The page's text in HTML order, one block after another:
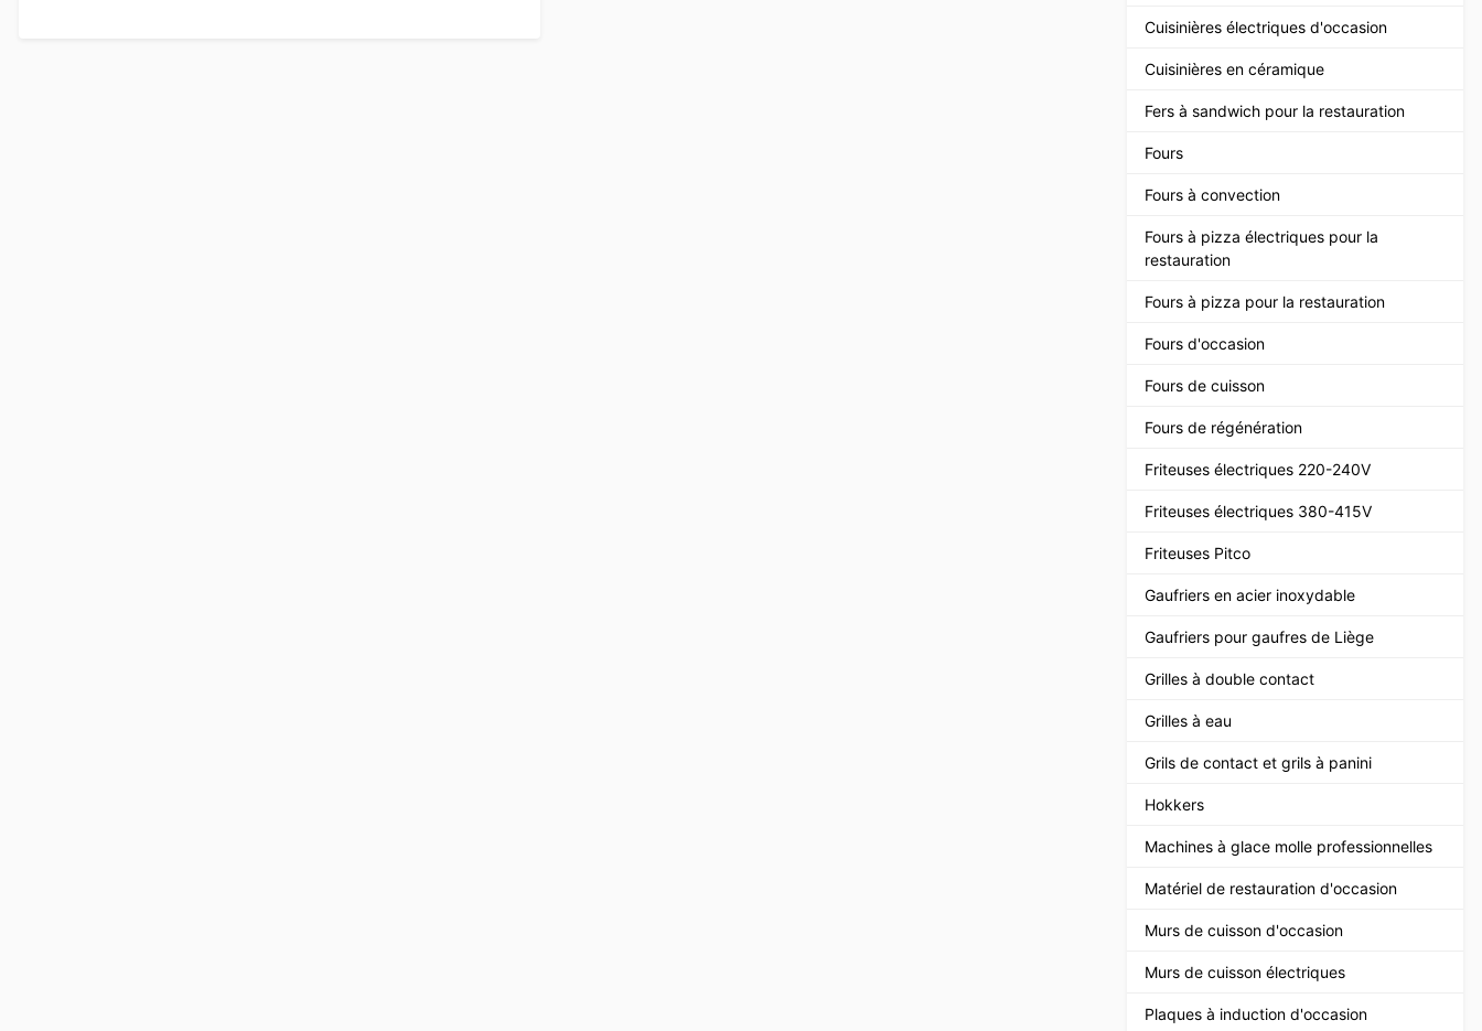
Cuisinières électriques d'occasion
Cuisinières en céramique
Fers à sandwich pour la restauration
Fours
Fours à convection
Fours à pizza électriques pour la
restauration
Fours à pizza pour la restauration
Fours d'occasion
Fours de cuisson
Fours de régénération
Friteuses électriques 220-240V
Friteuses électriques 380-415V
Friteuses Pitco
Gaufriers en acier inoxydable
Gaufriers pour gaufres de Liège
Grilles à double contact
Grilles à eau
Grils de contact et grils à panini
Hokkers
Machines à glace molle professionnelles
Matériel de restauration d'occasion
Murs de cuisson d'occasion
Murs de cuisson électriques
Plaques à induction d'occasion